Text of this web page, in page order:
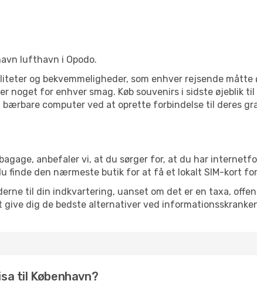
lufthavn i Opodo.
og bekvemmeligheder, som enhver rejsende måtte
noget for enhver smag. Køb souvenirs i sidste øjeblik
computer ved at oprette forbindelse til deres
anbefaler vi, at du sørger for, at du har
finde den nærmeste butik for at få et lokalt SIM-kort
til din indkvartering, uanset om det er en taxa,
dig de bedste alternativer ved
til København?